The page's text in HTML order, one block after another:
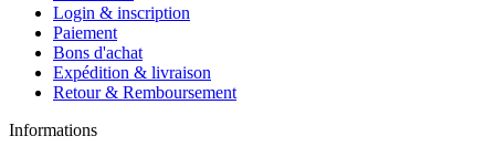
Login & inscription
Paiement
Bons d'achat
Expédition & livraison
Retour & Remboursement
Informations